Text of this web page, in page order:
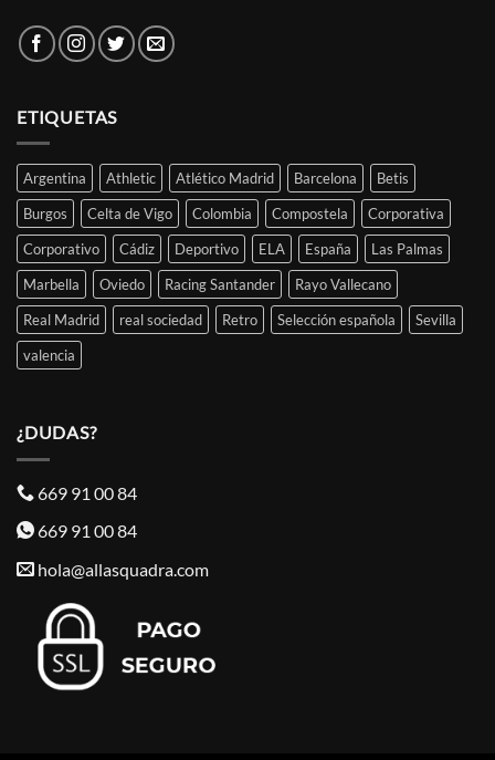
ETIQUETAS
Argentina Athletic Atlético Madrid Barcelona
Betis
Burgos
Celta de Vigo Colombia Compostela
Corporativa
Corporativo
Cádiz Deportivo ELA España
Las Palmas
Marbella
Oviedo Racing Santander
Rayo Vallecano
Real Madrid
real sociedad Retro Selección española
Sevilla
valencia
¿DUDAS?
669 91 00 84
669 91 00 84
hola@allasquadra.com